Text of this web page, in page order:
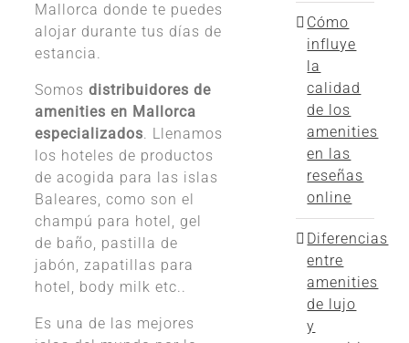
Mallorca donde te puedes
alojar durante tus días de
estancia.
Somos distribuidores de
amenities en Mallorca
especializados. Llenamos
los hoteles de productos
de acogida para las islas
Baleares, como son el
champú para hotel, gel
de baño, pastilla de
jabón, zapatillas para
hotel, body milk etc..
Es una de las mejores
Cómo
influye
la
calidad
de los
amenities
en las
reseñas
online
Diferencias
entre
amenities
de lujo
y